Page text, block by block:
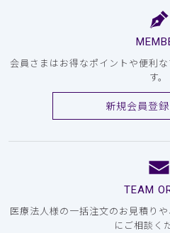
会員さまはお得なポイントや便利
す。
新規会員登
TEAM
医療法人様の一括注文のお見積り
にご相談く